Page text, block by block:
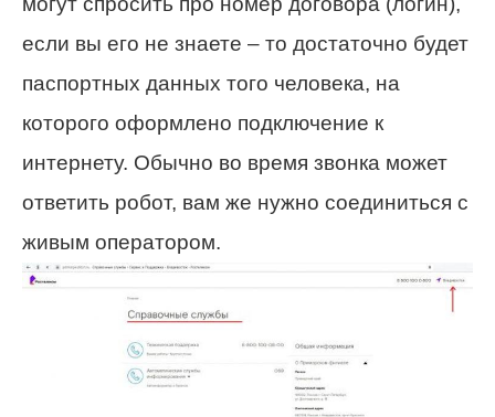
если вы его не знаете – то достаточно будет
паспортных данных того человека, на
которого оформлено подключение к
интернету. Обычно во время звонка может
ответить робот, вам же нужно соединиться с
живым оператором.